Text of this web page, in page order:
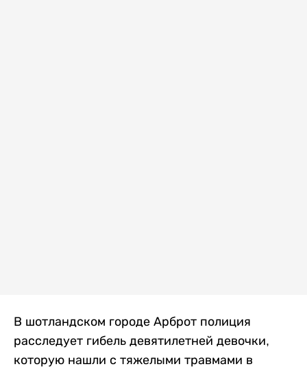
В шотландском городе Арброт полиция
расследует гибель девятилетней девочки,
которую нашли с тяжелыми травмами в